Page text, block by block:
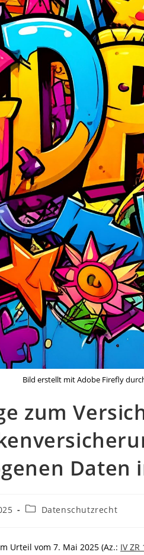
Bild erstellt mit Adobe Firefly
zum
Daten
Beitrags-
Datenschutzrecht
Urteil vom 7. Mai 2025 (Az.: IV ZR